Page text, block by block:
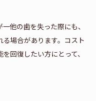
他の歯を失った際にも、
場合があります。コスト
回復したい方にとって、